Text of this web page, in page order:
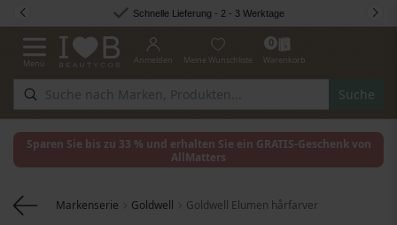
Zum Inhalt springen Schnelle Lieferung - 2 - 3 Werktage
Navigation umschalten
Menü
Suche
Anmelden Meine Wunschliste
0
Warenkorb
Sparen Sie bis zu 33 % und erhalten Sie ein GRATIS-Geschenk von
AllMatters
Markenserie Goldwell Goldwell Elumen hårfarver